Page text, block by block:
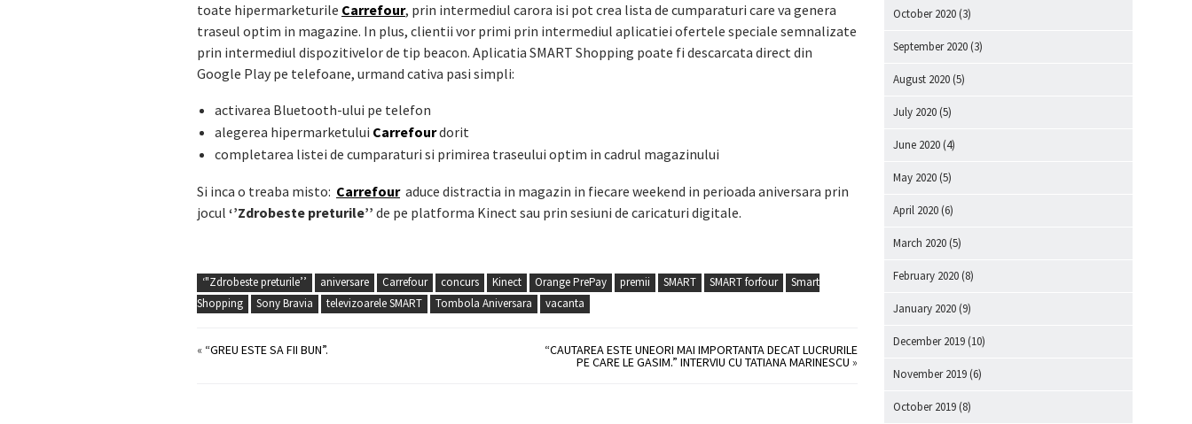
toate hipermarketurile Carrefour, prin intermediul carora isi pot crea lista de cumparaturi care va genera
traseul optim in magazine. In plus, clientii vor primi prin intermediul aplicatiei ofertele speciale semnalizate
prin intermediul dispozitivelor de tip beacon. Aplicatia SMART Shopping poate fi descarcata direct din
Google Play pe telefoane, urmand cativa pasi simpli:
activarea Bluetooth-ului pe telefon
alegerea hipermarketului Carrefourdorit
completarea listei de cumparaturi si primirea traseului optim in cadrul magazinului
Si inca o treaba misto: Carrefouraduce distractia in magazin in fiecare weekend in perioada aniversara prin
jocul‘’Zdrobeste preturile’’ de pe platforma Kinect sau prin sesiuni de caricaturi digitale.
‘"Zdrobeste preturile’’ aniversare Carrefour concurs Kinect Orange PrePay premii SMART SMART forfour
Smart
Shopping
Sony Bravia televizoarele SMART Tombola Aniversara vacanta
« “GREU ESTE SA FII BUN”. “CAUTAREA ESTE UNEORI MAI IMPORTANTA DECAT LUCRURILE
PE CARE LE GASIM.” INTERVIU CU TATIANA MARINESCU »
October 2020 (3)
September 2020 (3)
August 2020 (5)
July 2020 (5)
June 2020 (4)
May 2020 (5)
April 2020 (6)
March 2020 (5)
February 2020 (8)
January 2020 (9)
December 2019 (10)
November 2019 (6)
October 2019 (8)